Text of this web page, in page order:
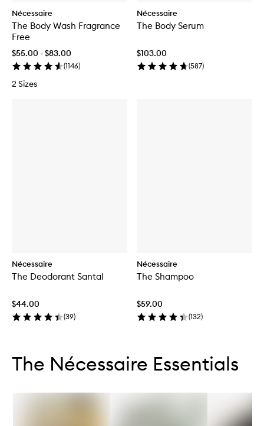
Nécessaire
The Body Wash Fragrance
Free
$55.00 - $83.00
(1146)
2 Sizes
Nécessaire
The Body Serum
$103.00
(587)
Nécessaire
The Deodorant Santal
$44.00
(39)
Nécessaire
The Shampoo
$59.00
(132)
The Nécessaire Essentials